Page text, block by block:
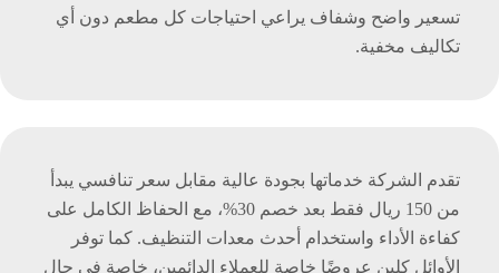
تسعير واضح وشفاف يراعي احتياجات كل مطعم دون أي
تكاليف مخفية.
تقدم الشركة خدماتها بجودة عالية مقابل سعر تنافسي يبدأ
من 150 ريال فقط بعد خصم 30%، مع الحفاظ الكامل على
كفاءة الأداء واستخدام أحدث معدات التنظيف. كما توفر
الأوائل كلين عروضًا خاصة للعملاء الدائمين، خاصة في حال